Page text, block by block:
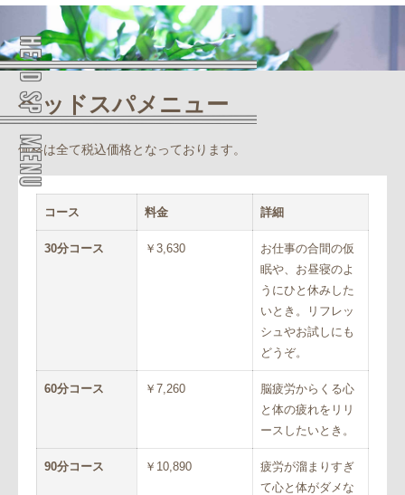
HEAD SPA MENU
ヘッドスパメニュー
価格は全て税込価格となっております。
コース 料金 詳細
30分コース ￥3,630
お仕事の合間の仮
眠や、お昼寝のよ
うにひと休みした
いとき。リフレッ
シュやお試しにも
どうぞ。
60分コース ￥7,260
脳疲労からくる心
と体の疲れをリリ
ースしたいとき。
90分コース ￥10,890
疲労が溜まりすぎ
て心と体がダメな